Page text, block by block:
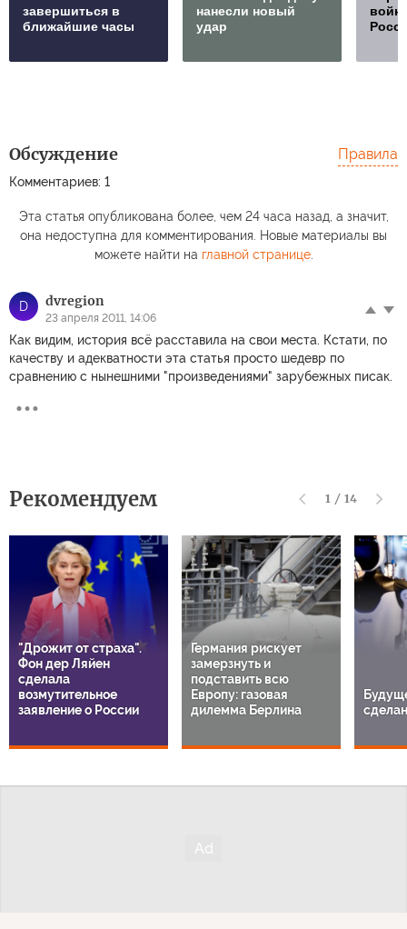
завершиться в
ближайшие часы
нанесли новый
удар
Обсуждение
Комментариев: 1
Правила
Эта статья опубликована более, чем 24 часа назад, а значит,
она недоступна для комментирования. Новые материалы вы
можете найти на главной странице.
D dvregion
23 апреля 2011, 14:06
Как видим, история всё расставила на свои места. Кстати, по
качеству и адекватности эта статья просто шедевр по
сравнению с нынешними "произведениями" зарубежных писак.
Рекомендуем 1 / 14
"Дрожит от страха".
Фон дер Ляйен
сделала
возмутительное
заявление о России
Германия рискует
замерзнуть и
подставить всю
Европу: газовая
дилемма Берлина